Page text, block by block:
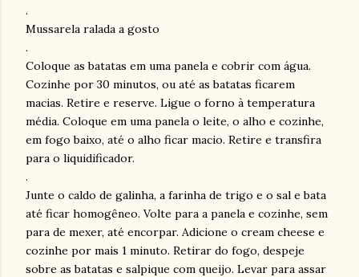
.
Mussarela ralada a gosto
.
Coloque as batatas em uma panela e cobrir com água.
Cozinhe por 30 minutos, ou até as batatas ficarem
macias. Retire e reserve. Ligue o forno à temperatura
média. Coloque em uma panela o leite, o alho e cozinhe,
em fogo baixo, até o alho ficar macio. Retire e transfira
para o liquidificador.
.
Junte o caldo de galinha, a farinha de trigo e o sal e bata
até ficar homogêneo. Volte para a panela e cozinhe, sem
para de mexer, até encorpar. Adicione o cream cheese e
cozinhe por mais 1 minuto. Retirar do fogo, despeje
sobre as batatas e salpique com queijo. Levar para assar